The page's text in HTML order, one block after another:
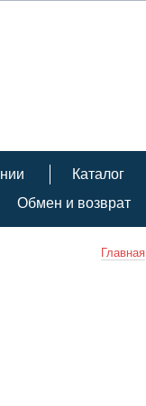
Каталог
Обмен и возврат
Главная